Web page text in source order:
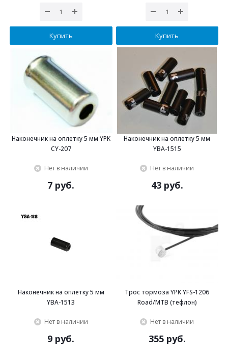
Купить Купить
Наконечник на оплетку 5 мм YPK
CY-207
Нет в наличии
7 руб.
Наконечник на оплетку 5 мм
YBA-1515
Нет в наличии
43 руб.
Наконечник на оплетку 5 мм
YBA-1513
Нет в наличии
9 руб.
Трос тормоза YPK YFS-1206
Road/MTB (тефлон)
Нет в наличии
355 руб.